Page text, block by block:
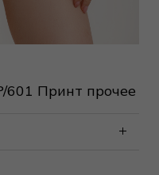
601 Принт прочее